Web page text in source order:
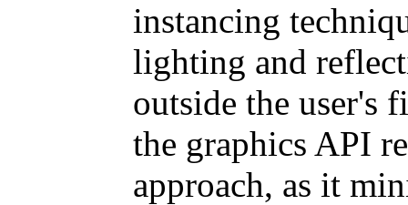
instancing
lighting and
outside the user's
the graphics API
approach, as it